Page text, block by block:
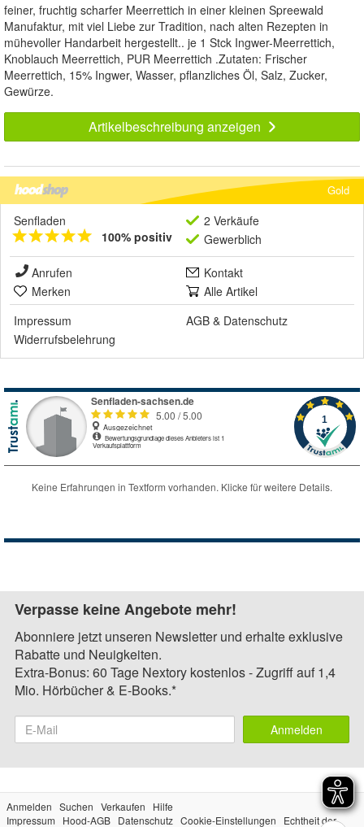
feiner, fruchtig scharfer Meerrettich in einer kleinen Spreewald
Manufaktur, mit viel Liebe zur Tradition, nach alten Rezepten in
mühevoller Handarbeit hergestellt.. je 1 Stck Ingwer-Meerrettich,
Knoblauch Meerrettich, PUR Meerrettich .Zutaten: Frischer
Meerrettich, 15% Ingwer, Wasser, pflanzliches Öl, Salz, Zucker,
Gewürze.
Artikelbeschreibung anzeigen
Gold
Senfladen
100% positiv
2 Verkäufe
Gewerblich
Anrufen
Kontakt
Merken
Alle Artikel
Impressum
AGB & Datenschutz
Widerrufsbelehrung
Verpasse keine Angebote mehr!
Abonniere jetzt unseren Newsletter und erhalte exklusive
Rabatte und Neuigkeiten.
Extra-Bonus: 60 Tage Nextory kostenlos - Zugriff auf 1,4
Mio. Hörbücher & E-Books.*
Anmelden
Anmelden Suchen Verkaufen
Hilfe
Impressum
Hood-AGB Datenschutz Cookie-Einstellungen
Echtheit der